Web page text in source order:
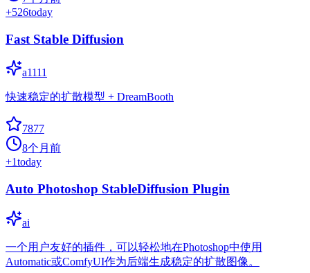
+526today
Fast Stable Diffusion
a1111
快速稳定的扩散模型 + DreamBooth
7877
8个月前
+1today
Auto Photoshop StableDiffusion Plugin
ai
一个用户友好的插件，可以轻松地在Photoshop中使用
Automatic或ComfyUI作为后端生成稳定的扩散图像。